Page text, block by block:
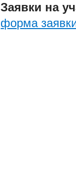
Заявки на
форма